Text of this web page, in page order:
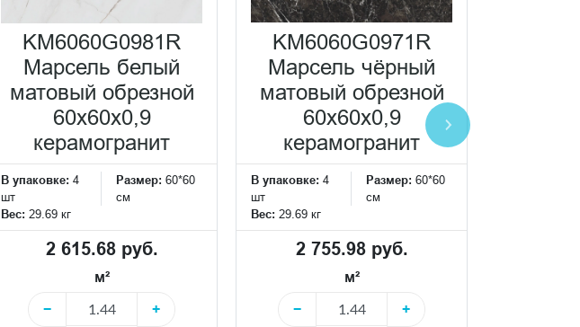
KM6060G0981R
Марсель белый
матовый обрезной
60x60x0,9
керамогранит
В упаковке: 4
шт
Размер: 60*60
см
Вес: 29.69 кг
2 615.68 руб.
м²
−
+
KM6060G0971R
Марсель чёрный
матовый обрезной
60x60x0,9
керамогранит
В упаковке: 4
шт
Размер: 60*60
см
Вес: 29.69 кг
2 755.98 руб.
м²
−
+